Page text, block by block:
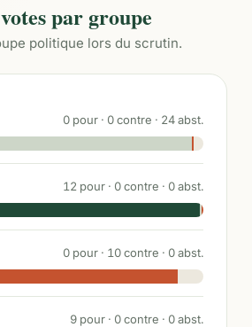
par groupe
politique lors du scrutin.
0 pour · 0contre · 24abst.
12 pour · 0contre · 0abst.
0 pour · 10contre · 0abst.
9 pour · 0contre · 0abst.